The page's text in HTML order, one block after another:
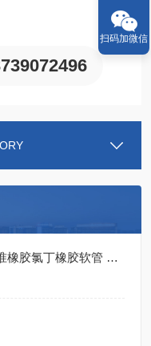
法国SES-STERLING斯特林标准橡胶氯丁橡胶软管 A0-M的优点
扫码加微信